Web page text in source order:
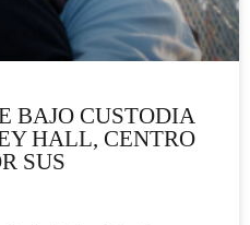
BAJO CUSTODIA
HALL, CENTRO
SUS